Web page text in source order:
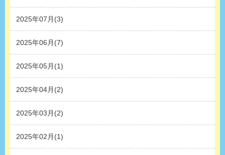
2025年07月(3)
2025年06月(7)
2025年05月(1)
2025年04月(2)
2025年03月(2)
2025年02月(1)